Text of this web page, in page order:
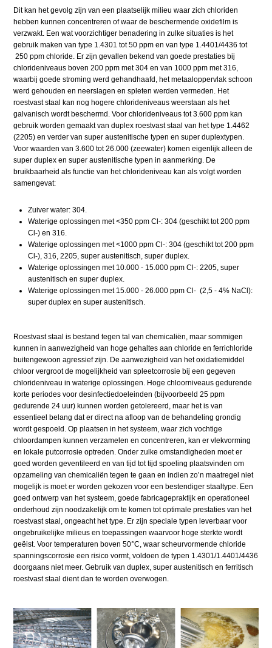
Dit kan het gevolg zijn van een plaatselijk milieu waar zich chloriden
hebben kunnen concentreren of waar de beschermende oxidefilm is
verzwakt. Een wat voorzichtiger benadering in zulke situaties is het
gebruik maken van type 1.4301 tot 50 ppm en van type 1.4401/4436 tot
250 ppm chloride. Er zijn gevallen bekend van goede prestaties bij
chlorideniveaus boven 200 ppm met 304 en van 1000 ppm met 316,
waarbij goede stroming werd gehandhaafd, het metaaloppervlak schoon
werd gehouden en neerslagen en spleten werden vermeden. Het
roestvast staal kan nog hogere chlorideniveaus weerstaan als het
galvanisch wordt beschermd. Voor chlorideniveaus tot 3.600 ppm kan
gebruik worden gemaakt van duplex roestvast staal van het type 1.4462
(2205) en verder van super austenitische typen en super duplextypen.
Voor waarden van 3.600 tot 26.000 (zeewater) komen eigenlijk alleen de
super duplex en super austenitische typen in aanmerking. De
bruikbaarheid als functie van het chlorideniveau kan als volgt worden
samengevat:
Zuiver water: 304.
Waterige oplossingen met <350 ppm Cl-: 304 (geschikt tot 200 ppm
Cl-) en 316.
Waterige oplossingen met <1000 ppm Cl-: 304 (geschikt tot 200 ppm
Cl-), 316, 2205, super austenitisch, super duplex.
Waterige oplossingen met 10.000 - 15.000 ppm Cl-: 2205, super
austenitisch en super duplex.
Waterige oplossingen met 15.000 - 26.000 ppm Cl- (2,5 - 4% NaCl):
super duplex en super austenitisch.
Roestvast staal is bestand tegen tal van chemicaliën, maar sommigen
kunnen in aanwezigheid van hoge gehaltes aan chloride en ferrichloride
buitengewoon agressief zijn. De aanwezigheid van het oxidatiemiddel
chloor vergroot de mogelijkheid van spleetcorrosie bij een gegeven
chloride­niveau in waterige oplossingen. Hoge chloorniveaus gedurende
korte periodes voor desinfectiedoeleinden (bijvoorbeeld 25 ppm
gedurende 24 uur) kunnen worden getolereerd, maar het is van
essentieel belang dat er direct na afloop van de behandeling grondig
wordt gespoeld. Op plaatsen in het systeem, waar zich vochtige
chloordampen kunnen verzamelen en concentreren, kan er vlekvorming
en lokale putcorrosie optreden. Onder zulke omstandigheden moet er
goed worden geventileerd en van tijd tot tijd spoeling plaatsvinden om
opzameling van chemicaliën tegen te gaan en indien zo’n maatregel niet
mogelijk is moet er worden gekozen voor een bestendiger staaltype. Een
goed ontwerp van het systeem, goede fabricagepraktijk en operationeel
onderhoud zijn noodzakelijk om te komen tot optimale prestaties van het
roestvast staal, ongeacht het type. Er zijn speciale typen leverbaar voor
ongebruikelijke milieus en toepassingen waarvoor hoge sterkte wordt
geëist. Voor temperaturen boven 50°C, waar scheurvormende chloride
spanningscorrosie een risico vormt, voldoen de typen 1.4301/1.4401/4436
doorgaans niet meer. Gebruik van duplex, super austenitisch en ferritisch
roestvast staal dient dan te worden overwogen.